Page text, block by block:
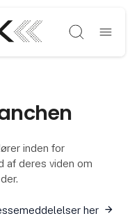
Søg
inden for
af deres viden om
her